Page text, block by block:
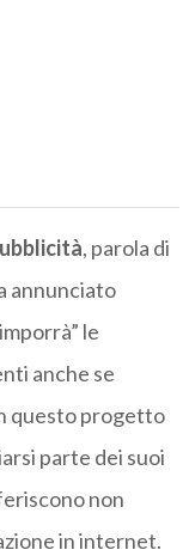
, parola di
annunciato
le
anche se
questo progetto
parte dei suoi
non
in internet.